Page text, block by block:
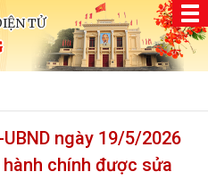
TỬ
ngày 19/5/2026
chính được sửa